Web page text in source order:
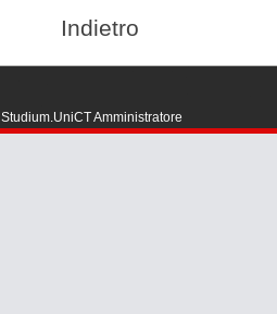
Indietro
Studium.UniCT Amministratore